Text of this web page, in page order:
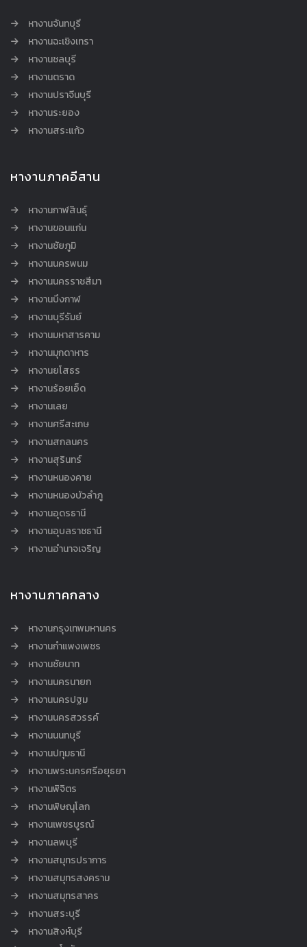
หางานจันทบุรี
หางานฉะเชิงเทรา
หางานชลบุรี
หางานตราด
หางานปราจีนบุรี
หางานระยอง
หางานสระแก้ว
หางานภาคอีสาน
หางานกาฬสินธุ์
หางานขอนแก่น
หางานชัยภูมิ
หางานนครพนม
หางานนครราชสีมา
หางานบึงกาฬ
หางานบุรีรัมย์
หางานมหาสารคาม
หางานมุกดาหาร
หางานยโสธร
หางานร้อยเอ็ด
หางานเลย
หางานศรีสะเกษ
หางานสกลนคร
หางานสุรินทร์
หางานหนองคาย
หางานหนองบัวลำภู
หางานอุดรธานี
หางานอุบลราชธานี
หางานอำนาจเจริญ
หางานภาคกลาง
หางานกรุงเทพมหานคร
หางานกำแพงเพชร
หางานชัยนาท
หางานนครนายก
หางานนครปฐม
หางานนครสวรรค์
หางานนนทบุรี
หางานปทุมธานี
หางานพระนครศรีอยุธยา
หางานพิจิตร
หางานพิษณุโลก
หางานเพชรบูรณ์
หางานลพบุรี
หางานสมุทรปราการ
หางานสมุทรสงคราม
หางานสมุทรสาคร
หางานสระบุรี
หางานสิงห์บุรี